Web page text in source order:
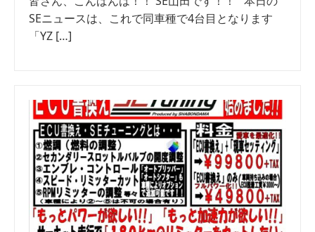
SEニュースは、これで同車種で4台目となります
「YZ […]